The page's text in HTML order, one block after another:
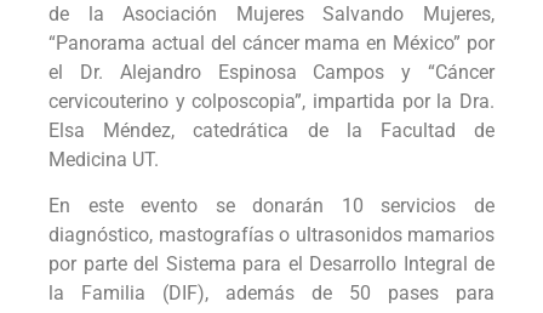
de la Asociación Mujeres Salvando Mujeres,
“Panorama actual del cáncer mama en México” por
el Dr. Alejandro Espinosa Campos y “Cáncer
cervicouterino y colposcopia”, impartida por la Dra.
Elsa Méndez, catedrática de la Facultad de
Medicina UT.
En este evento se donarán 10 servicios de
diagnóstico, mastografías o ultrasonidos mamarios
por parte del Sistema para el Desarrollo Integral de
la Familia (DIF), además de 50 pases para